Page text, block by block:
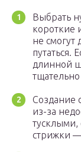
Выбрать
короткие
не смогут
путаться.
длинной
Создание
из-за
тусклыми,
стрижки